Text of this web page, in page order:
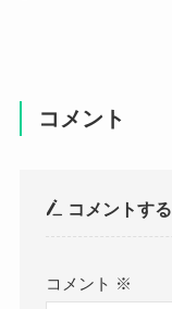
コメント
コメントする
コメント ※